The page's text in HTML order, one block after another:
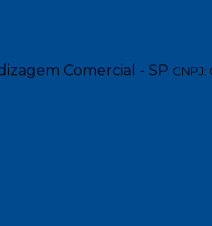
Comercial - SP